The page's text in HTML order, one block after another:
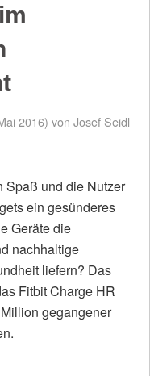
2016) von Josef Seidl
Spaß und die Nutzer
ein gesünderes
Geräte die
nachhaltige
liefern? Das
Fitbit Charge HR
gegangener